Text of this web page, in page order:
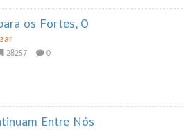
os Fortes, O
28257 0
Entre Nós